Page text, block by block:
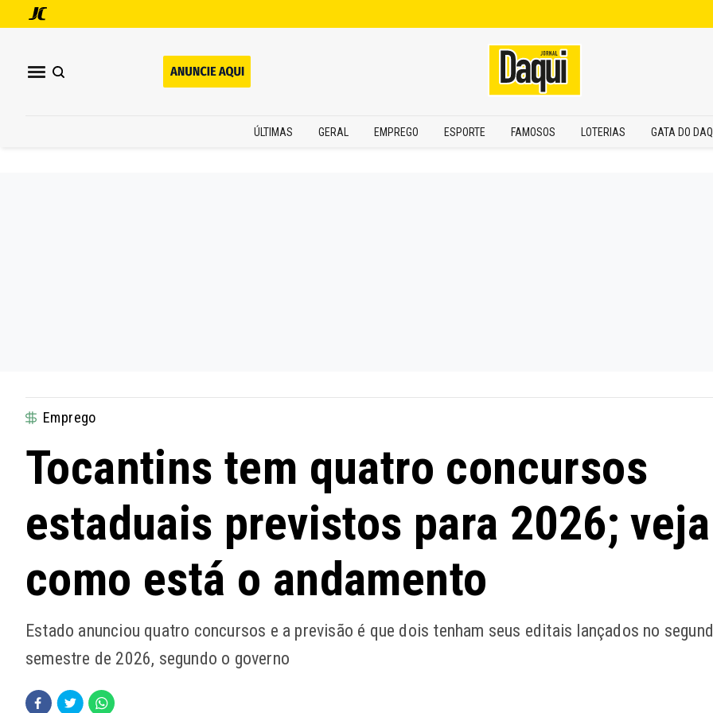
ÚLTIMAS GERAL EMPREGO ESPORTE FAMOSOS LOTERIAS GATA DO
Emprego
Tocantins tem quatro concursos
estaduais previstos para 2026; veja
como está o andamento
Estado anunciou quatro concursos e a previsão é que dois tenham seus editais lançados no
semestre de 2026, segundo o governo